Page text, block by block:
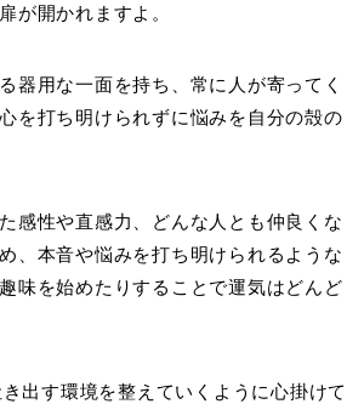
が開かれますよ。
器用な一面を持ち、常に人が寄ってく
を打ち明けられずに悩みを自分の殻の
感性や直感力、どんな人とも仲良くな
、本音や悩みを打ち明けられるような
味を始めたりすることで運気はどんど
出す環境を整えていくように心掛けて